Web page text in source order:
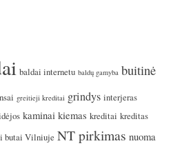
baldai internetu baldų gamyba buitinė
greitieji kreditai grindys interjeras
kaminai kiemas kreditai kreditas
butai Vilniuje NT pirkimas nuoma